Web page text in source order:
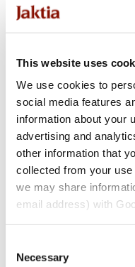
This website uses
We use cookies to
social media features
information about your
advertising and
other information that
collected from your
we may share
email address) with
Selection
Necessary
Online: Få i lager